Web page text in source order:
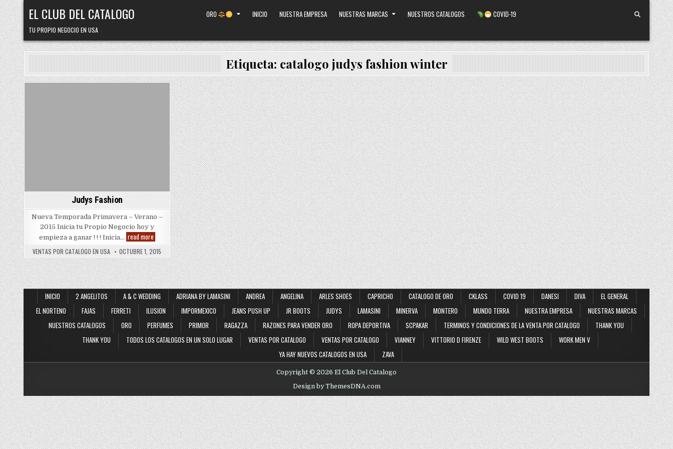
Skip
to
content
EL CLUB DEL CATALOGO
TU PROPIO NEGOCIO EN USA
ORO INICIO NUESTRA EMPRESA NUESTRAS MARCAS NUESTROS CATALOGOS COVID-19
Etiqueta: catalogo judys fashion winter
Judys Fashion
Nueva Temporada Primavera – Verano –
2015 Inicia tu Propio Negocio hoy y
empieza a ganar ! ! ! Inicia… read moreJudys
Fashion
VENTAS POR CATALOGO EN USA OCTUBRE 1, 2015
INICIO 2 ANGELITOS A & C WEDDING ADRIANA BY LAMASINI ANDREA ANGELINA ARLES SHOES CAPRICHO CATALOGO DE ORO CKLASS COVID 19 DANESI DIVA
EL GENERAL
EL NORTENO
FAJAS FERRETI ILUSION IMPORMEXICO JEANS PUSH UP JR BOOTS JUDYS LAMASINI MINERVA MONTERO MUNDO TERRA NUESTRA EMPRESA
NUESTRAS MARCAS
NUESTROS CATALOGOS
ORO PERFUMES PRIMOR RAGAZZA RAZONES PARA VENDER ORO ROPA DEPORTIVA SCPAKAR TERMINOS Y CONDICIONES DE LA VENTA POR CATALOGO
THANK YOU
THANK YOU
TODOS LOS CATALOGOS EN UN SOLO LUGAR VENTAS POR CATALOGO VENTAS POR CATALOGO VIANNEY VITTORIO D FIRENZE WILD WEST BOOTS
WORK MEN V
YA HAY NUEVOS CATALOGOS EN USA
ZAVA
Copyright © 2026 El Club Del Catalogo
Design by ThemesDNA.com